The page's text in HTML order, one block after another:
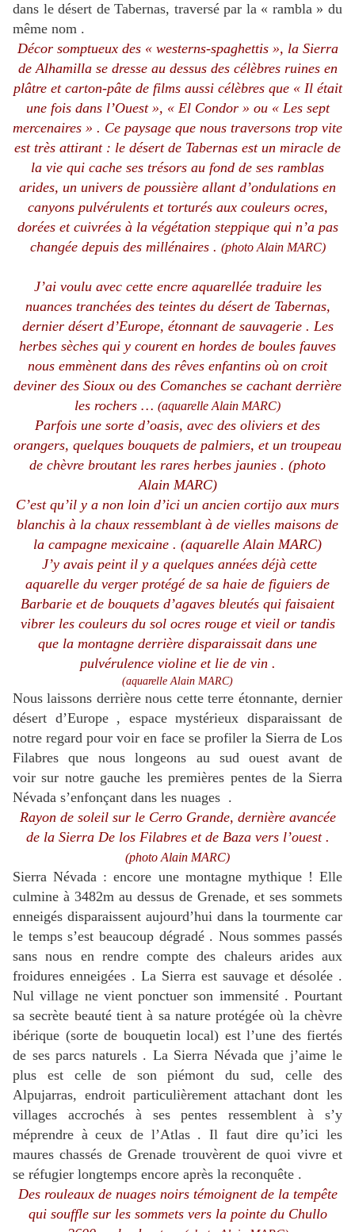
dans le désert de Tabernas, traversé par la « rambla » du
même nom .
Décor somptueux des « westerns-spaghettis », la Sierra
de Alhamilla se dresse au dessus des célèbres ruines en
plâtre et carton-pâte de films aussi célèbres que « Il était
une fois dans l’Ouest », « El Condor » ou « Les sept
mercenaires » . Ce paysage que nous traversons trop vite
est très attirant : le désert de Tabernas est un miracle de
la vie qui cache ses trésors au fond de ses ramblas
arides, un univers de poussière allant d’ondulations en
canyons pulvérulents et torturés aux couleurs ocres,
dorées et cuivrées à la végétation steppique qui n’a pas
changée depuis des millénaires . (photo Alain MARC)
J’ai voulu avec cette encre aquarellée traduire les
nuances tranchées des teintes du désert de Tabernas,
dernier désert d’Europe, étonnant de sauvagerie . Les
herbes sèches qui y courent en hordes de boules fauves
nous emmènent dans des rêves enfantins où on croit
deviner des Sioux ou des Comanches se cachant derrière
les rochers … (aquarelle Alain MARC)
Parfois une sorte d’oasis, avec des oliviers et des
orangers, quelques bouquets de palmiers, et un troupeau
de chèvre broutant les rares herbes jaunies . (photo
Alain MARC)
C’est qu’il y a non loin d’ici un ancien cortijo aux murs
blanchis à la chaux ressemblant à de vielles maisons de
la campagne mexicaine . (aquarelle Alain MARC)
J’y avais peint il y a quelques années déjà cette
aquarelle du verger protégé de sa haie de figuiers de
Barbarie et de bouquets d’agaves bleutés qui faisaient
vibrer les couleurs du sol ocres rouge et vieil or tandis
que la montagne derrière disparaissait dans une
pulvérulence violine et lie de vin .
(aquarelle Alain MARC)
Nous laissons derrière nous cette terre étonnante, dernier
désert d’Europe , espace mystérieux disparaissant de
notre regard pour voir en face se profiler la Sierra de Los
Filabres que nous longeons au sud ouest avant de
voir sur notre gauche les premières pentes de la Sierra
Névada s’enfonçant dans les nuages .
Rayon de soleil sur le Cerro Grande, dernière avancée
de la Sierra De los Filabres et de Baza vers l’ouest .
(photo Alain MARC)
Sierra Névada : encore une montagne mythique ! Elle
culmine à 3482m au dessus de Grenade, et ses sommets
enneigés disparaissent aujourd’hui dans la tourmente car
le temps s’est beaucoup dégradé . Nous sommes passés
sans nous en rendre compte des chaleurs arides aux
froidures enneigées . La Sierra est sauvage et désolée .
Nul village ne vient ponctuer son immensité . Pourtant
sa secrète beauté tient à sa nature protégée où la chèvre
ibérique (sorte de bouquetin local) est l’une des fiertés
de ses parcs naturels . La Sierra Névada que j’aime le
plus est celle de son piémont du sud, celle des
Alpujarras, endroit particulièrement attachant dont les
villages accrochés à ses pentes ressemblent à s’y
méprendre à ceux de l’Atlas . Il faut dire qu’ici les
maures chassés de Grenade trouvèrent de quoi vivre et
se réfugier longtemps encore après la reconquête .
Des rouleaux de nuages noirs témoignent de la tempête
qui souffle sur les sommets vers la pointe du Chullo